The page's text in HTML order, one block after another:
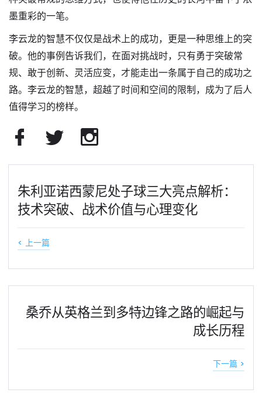
墨重彩的一笔。
李云龙的智慧不仅仅是战术上的成功，更是一种思维上的突
破。他的事例告诉我们，在面对挑战时，只有勇于突破常
规、敢于创新、灵活应变，才能走出一条属于自己的成功之
路。李云龙的智慧，超越了时间和空间的限制，成为了后人
值得学习的榜样。
朱利亚诺西蒙尼处子球三大亮点解析：
技术突破、战术价值与心理变化
< 上一篇
桑乔从英格兰到多特边锋之路的崛起与
成长历程
下一篇 >